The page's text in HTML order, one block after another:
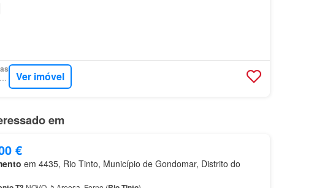
Ver imóvel
em
€
em 4435, Rio Tinto, Município de Gondomar, Distrito do